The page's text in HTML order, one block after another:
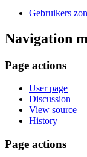
Gebruikers
Navigation
Page actions
User page
Discussion
View source
History
Page actions